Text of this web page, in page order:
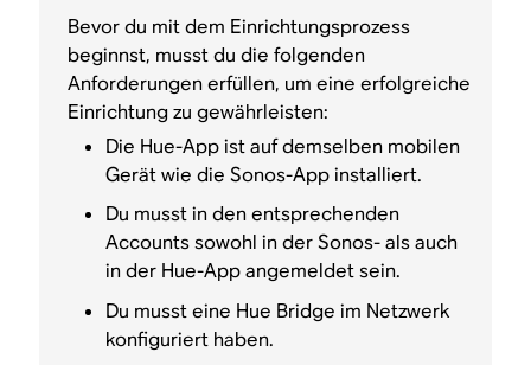
Bevor du mit dem Einrichtungsprozess
beginnst, musst du die folgenden
Anforderungen erfüllen, um eine erfolgreiche
Einrichtung zu gewährleisten:
Die Hue-App ist auf demselben mobilen
Gerät wie die Sonos-App installiert.
Du musst in den entsprechenden
Accounts sowohl in der Sonos- als auch
in der Hue-App angemeldet sein.
Du musst eine Hue Bridge im Netzwerk
konfiguriert haben.